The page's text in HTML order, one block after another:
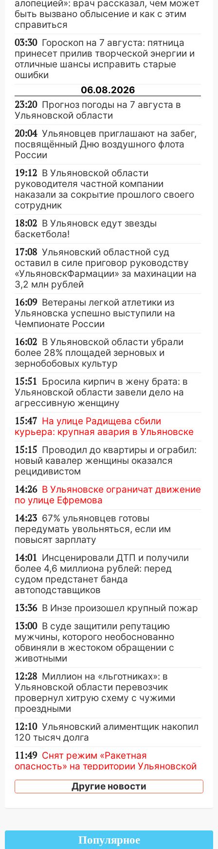
алопецией»: врач рассказал, чем может
быть вызвано облысение и как с этим
справиться
03:30 Гороскоп на 7 августа: пятница
принесет прилив творческой энергии и
отличные шансы исправить старые
ошибки
06.08.2026
23:20 Прогноз погоды на 7 августа в
Ульяновской области
20:04 Ульяновцев приглашают на забег,
посвящённый Дню воздушного флота
России
19:12 В Ульяновской области
руководителя частной компании
наказали за сокрытие прошлого своего
сотрудник
18:02 В Ульяновск едут звезды
баскетбола!
17:08 Ульяновский областной суд
оставил в силе приговор руководству
«УльяновскФармации» за махинации на
3,2 млн рублей
16:09 Ветераны легкой атлетики из
Ульяновска успешно выступили на
Чемпионате России
16:02 В Ульяновской области убрали
более 28% площадей зерновых и
зернобобовых культур
15:51 Бросила кирпич в жену брата: в
Ульяновской области завели дело на
агрессивную женщину
15:47 На улице Радищева сбили
курьера: крупная авария в Ульяновске
15:15 Проводил до квартиры и ограбил:
новый кавалер женщины оказался
рецидивистом
14:26 В Ульяновске ограничат движение
по улице Ефремова
14:23 67% ульяновцев готовы
передумать увольняться, если им
повысят зарплату
14:01 Инсценировали ДТП и получили
более 4,6 миллиона рублей: перед
судом предстанет банда
автоподставщиков
13:36 В Инзе произошел крупный пожар
13:00 В суде защитили репутацию
мужчины, которого необоснованно
обвиняли в жестоком обращении с
животными
12:28 Миллион на «льготниках»: в
Ульяновской области перевозчик
провернул хитрую схему с чужими
проездными
12:10 Ульяновский алиментщик накопил
120 тысяч долга
11:49 Снят режим «Ракетная
опасность» на территории Ульяновской
области
11:30 Кабмин РФ разрешил до 1 июля
11:12
Соцсети: на Рябикова автомобиль
врезался в забор
Другие новости
Популярное